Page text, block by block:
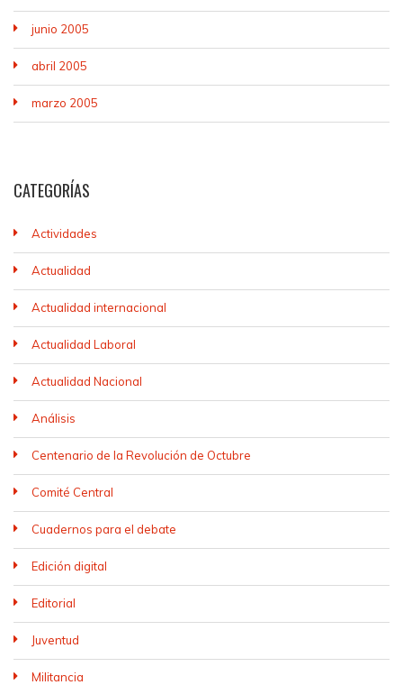
junio 2005
abril 2005
marzo 2005
CATEGORÍAS
Actividades
Actualidad
Actualidad internacional
Actualidad Laboral
Actualidad Nacional
Análisis
Centenario de la Revolución de Octubre
Comité Central
Cuadernos para el debate
Edición digital
Editorial
Juventud
Militancia